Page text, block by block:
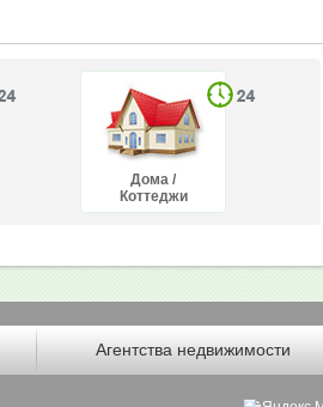
Дома /
Коттеджи
Агентства недвижимости